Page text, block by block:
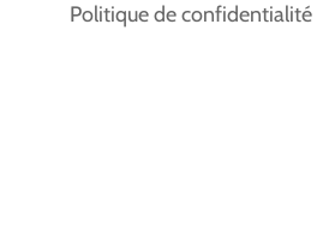
Politique de confidentialité